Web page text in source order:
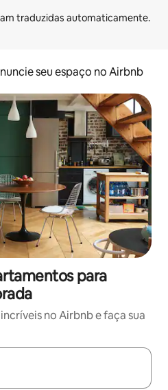
seu espaço no Airbnb
para
no Airbnb e faça sua
disponíveis, explore-os